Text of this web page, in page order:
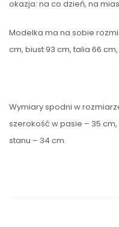
okazja: na co dzień, na
Modelka ma na sobie
cm, biust 93 cm, talia 66
Wymiary spodni w
szerokość w pasie – 35
stanu – 34 cm.